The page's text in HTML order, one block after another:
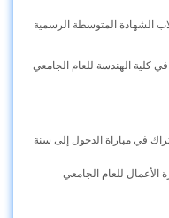
الشهادة المتوسطة الرسمية
كلية الهندسة للعام الجامعي
في مباراة الدخول إلى سنة
الأعمال للعام الجامعي